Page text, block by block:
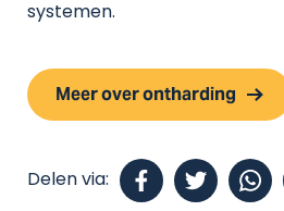
systemen.
Meer over ontharding
Delen via: